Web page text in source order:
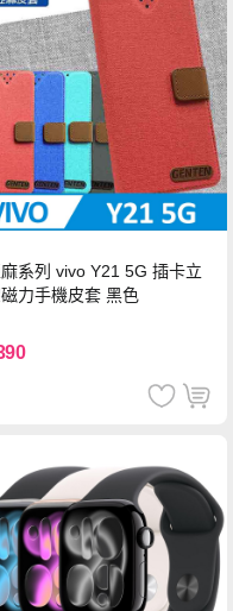
系列 vivo Y21 5G 插卡立
力手機皮套 黑色